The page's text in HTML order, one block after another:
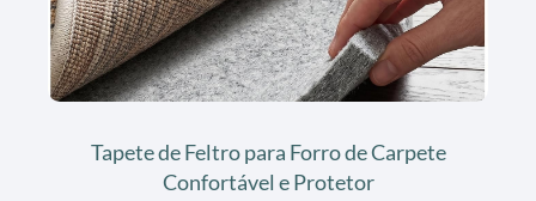
Tapete de Feltro para Forro de Carpete
Confortável e Protetor